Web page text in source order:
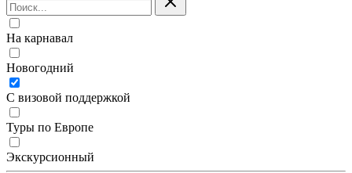
На карнавал
Новогодний
С визовой поддержкой
Туры по Европе
Экскурсионный